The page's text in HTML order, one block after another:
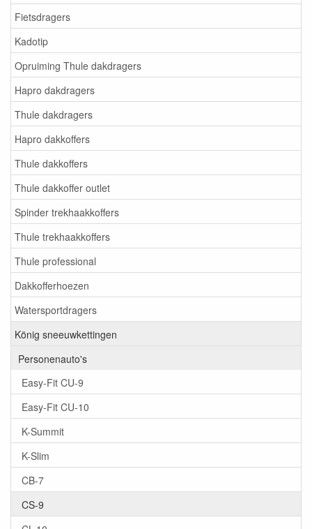
Fietsdragers
Kadotip
Opruiming Thule dakdragers
Hapro dakdragers
Thule dakdragers
Hapro dakkoffers
Thule dakkoffers
Thule dakkoffer outlet
Spinder trekhaakkoffers
Thule trekhaakkoffers
Thule professional
Dakkofferhoezen
Watersportdragers
König sneeuwkettingen
Personenauto's
Easy-Fit CU-9
Easy-Fit CU-10
K-Summit
K-Slim
CB-7
CS-9